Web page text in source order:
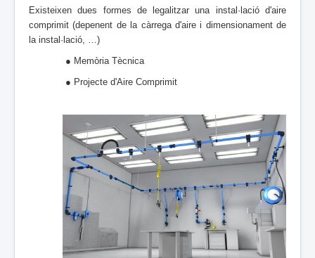
Existeixen dues formes de legalitzar una instal·lació d'aire
comprimit (depenent de la càrrega d'aire i dimensionament de
la instal·lació, …)
● Memòria Tècnica
● Projecte d'Aire Comprimit